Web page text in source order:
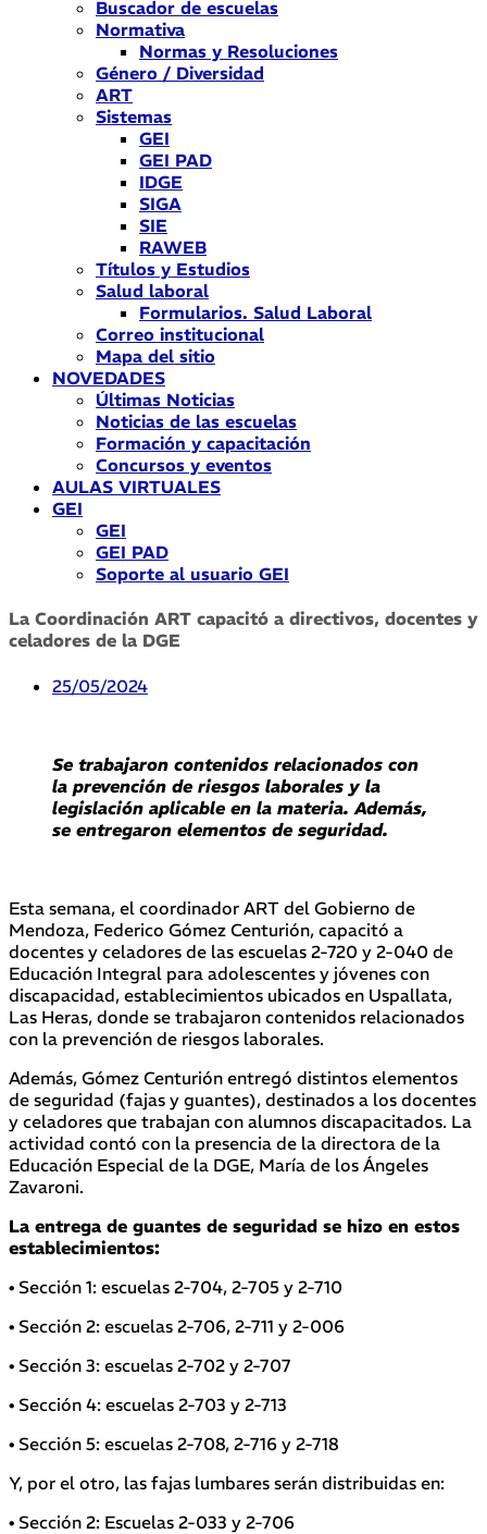
Buscador de escuelas
Normativa
Normas y Resoluciones
Género / Diversidad
ART
Sistemas
GEI
GEI PAD
IDGE
SIGA
SIE
RAWEB
Títulos y Estudios
Salud laboral
Formularios. Salud Laboral
Correo institucional
Mapa del sitio
NOVEDADES
Últimas Noticias
Noticias de las escuelas
Formación y capacitación
Concursos y eventos
AULAS VIRTUALES
GEI
GEI
GEI PAD
Soporte al usuario GEI
La Coordinación ART capacitó a directivos, docentes y
celadores de la DGE
25/05/2024
Se trabajaron contenidos relacionados con
la prevención de riesgos laborales y la
legislación aplicable en la materia. Además,
se entregaron elementos de seguridad.
Esta semana, el coordinador ART del Gobierno de
Mendoza, Federico Gómez Centurión, capacitó a
docentes y celadores de las escuelas 2-720 y 2-040 de
Educación Integral para adolescentes y jóvenes con
discapacidad, establecimientos ubicados en Uspallata,
Las Heras, donde se trabajaron contenidos relacionados
con la prevención de riesgos laborales.
Además, Gómez Centurión entregó distintos elementos
de seguridad (fajas y guantes), destinados a los docentes
y celadores que trabajan con alumnos discapacitados. La
actividad contó con la presencia de la directora de la
Educación Especial de la DGE, María de los Ángeles
Zavaroni.
La entrega de guantes de seguridad se hizo en estos
establecimientos:
• Sección 1: escuelas 2-704, 2-705 y 2-710
• Sección 2: escuelas 2-706, 2-711 y 2-006
• Sección 3: escuelas 2-702 y 2-707
• Sección 4: escuelas 2-703 y 2-713
• Sección 5: escuelas 2-708, 2-716 y 2-718
Y, por el otro, las fajas lumbares serán distribuidas en:
• Sección 2: Escuelas 2-033 y 2-706